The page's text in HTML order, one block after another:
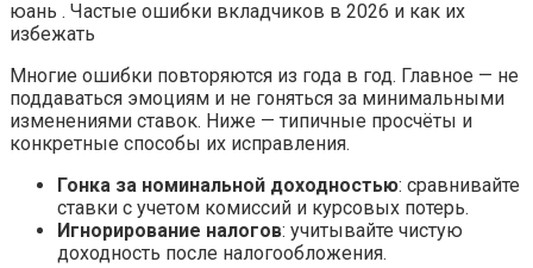
Многие ошибки повторяются из года в год. Главное — не
поддаваться эмоциям и не гоняться за минимальными
изменениями ставок. Ниже — типичные просчёты и
конкретные способы их исправления.
Гонка за номинальной доходностью: сравнивайте
ставки с учетом комиссий и курсовых потерь.
Игнорирование налогов: учитывайте чистую
доходность после налогообложения.